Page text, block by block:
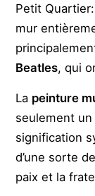
Petit Quartier:
mur
Beatles, qui
La peinture
seulement
signification
d’une sorte
paix et la